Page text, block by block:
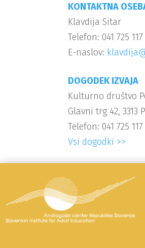
KONTAKTNA
Klavdija Sitar
Telefon: 041 725 117
E-naslov:
DOGODEK IZVAJA
Kulturno društvo
Glavni trg 42, 3313
Telefon: 041 725 117
Vsi dogodki >>